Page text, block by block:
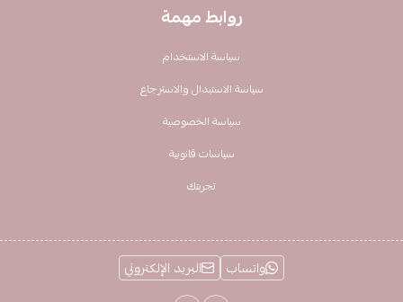
روابط مهمة
سياسة الاستخدام
سياسة الاستبدال والاسترجاع
سياسة الخصوصية
سياسات قانونية
تجربتك
واتساب البريد الإلكتروني